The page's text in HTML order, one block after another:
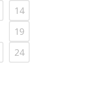
14
19
24